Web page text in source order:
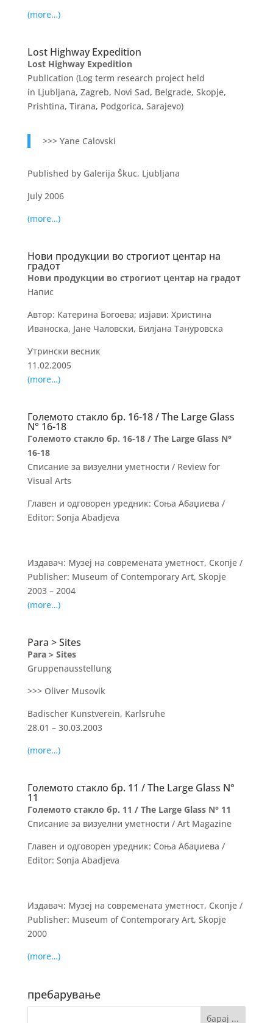
(more…)
Lost Highway Expedition
Lost Highway Expedition
Publication (Log term research project held
in Ljubljana, Zagreb, Novi Sad, Belgrade, Skopje,
Prishtina, Tirana, Podgorica, Sarajevo)
>>> Yane Calovski
Published by Galerija Škuc, Ljubljana
July 2006
(more…)
Нови продукции во строгиот центар на
градот
Нови продукции во строгиот центар на градот
Напис
Автор: Катерина Богоева; изјави: Христина
Иваноска, Јане Чаловски, Билјана Тануровска
Утрински весник
11.02.2005
(more…)
Големото стакло бр. 16-18 / The Large Glass
N° 16-18
Големото стакло бр. 16-18 / The Large Glass N°
16-18
Списание за визуелни уметности / Review for
Visual Arts
Главен и одговорен уредник: Соња Абаџиева /
Editor: Sonja Abadjeva
Издавач: Музеј на современата уметност, Скопје /
Publisher: Museum of Contemporary Art, Skopje
2003 – 2004
(more…)
Para > Sites
Para > Sites
Gruppenausstellung
>>> Oliver Musovik
Badischer Kunstverein, Karlsruhe
28.01 – 30.03.2003
(more…)
Големото стакло бр. 11 / The Large Glass N°
11
Големото стакло бр. 11 / The Large Glass N° 11
Списание за визуелни уметности / Art Magazine
Главен и одговорен уредник: Соња Абаџиева /
Editor: Sonja Abadjeva
Издавач: Музеј на современата уметност, Скопје /
Publisher: Museum of Contemporary Art, Skopje
2000
(more…)
пребарување